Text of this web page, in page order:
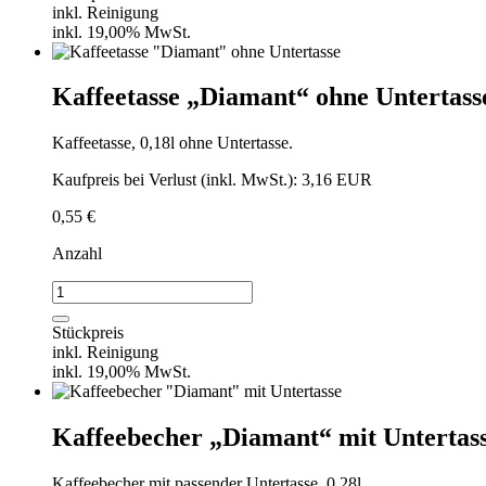
inkl. Reinigung
inkl. 19,00% MwSt.
Kaffeetasse „Diamant“ ohne
Kaffeetasse, 0,18l ohne Untertasse.
Kaufpreis bei Verlust (inkl. MwSt.): 3,16 EUR
0,55 €
Anzahl
Kaffeetasse
"Diamant"
ohne
Untertasse
Menge
Stückpreis
inkl. Reinigung
inkl. 19,00% MwSt.
Kaffeebecher „Diamant“ mit